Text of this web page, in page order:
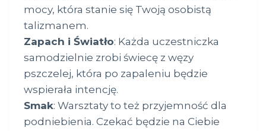
mocy, która stanie się Twoją osobistą
talizmanem.
Zapach i Światło: Każda uczestniczka
samodzielnie zrobi świecę z węzy
pszczelej, która po zapaleniu będzie
wspierała intencję.
Smak: Warsztaty to też przyjemność dla
podniebienia. Czekać będzie na Ciebie